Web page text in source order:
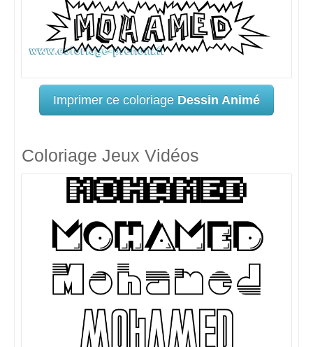
Imprimer ce coloriage Dessin Animé
Coloriage Jeux Vidéos